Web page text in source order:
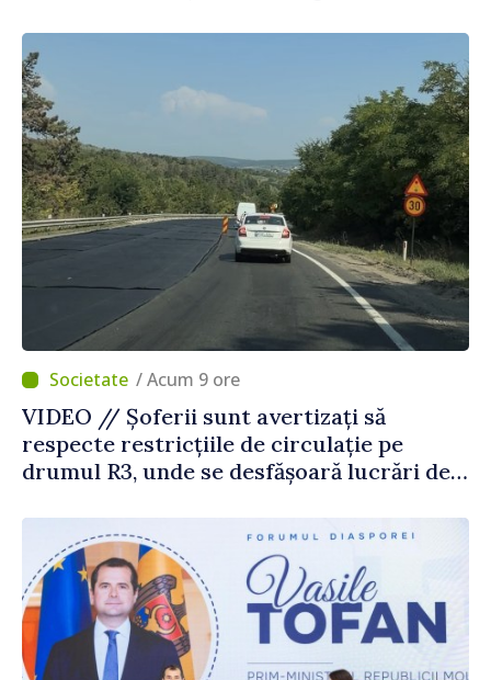
Străinătate
/ Acum 9 ore
VIDEO // Șoferii sunt avertizați să
respecte restricțiile de circulație pe
drumul R3, unde se desfășoară lucrări de